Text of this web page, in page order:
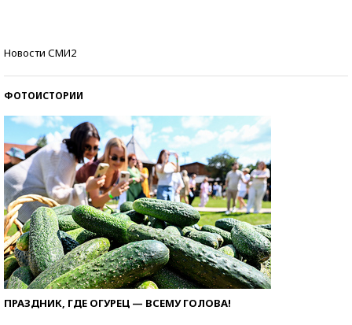
Новости СМИ2
ФОТОИСТОРИИ
ПРАЗДНИК, ГДЕ ОГУРЕЦ — ВСЕМУ ГОЛОВА!